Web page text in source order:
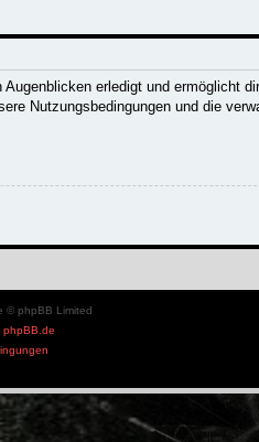
erledigt und ermöglicht
Nutzungsbedingungen und die
© phpBB Limited
phpBB.de